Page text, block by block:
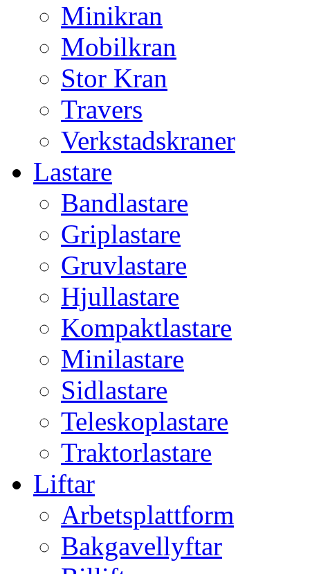
Minikran
Mobilkran
Stor Kran
Travers
Verkstadskraner
Lastare
Bandlastare
Griplastare
Gruvlastare
Hjullastare
Kompaktlastare
Minilastare
Sidlastare
Teleskoplastare
Traktorlastare
Liftar
Arbetsplattform
Bakgavellyftar